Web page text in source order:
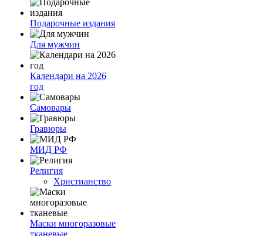
Подарочные издания
Для мужчин
Календари на 2026
год
Самовары
Гравюры
МИД РФ
Религия
Христианство
Маски многоразовые
тканевые